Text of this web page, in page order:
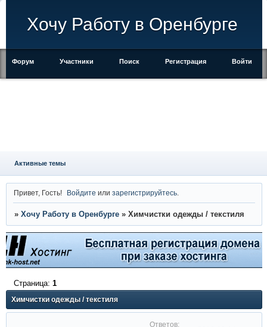
Хочу Работу в Оренбурге
Форум Участники Поиск Регистрация Войти
Активные темы
Привет, Гость! Войдите илизарегистрируйтесь
» Хочу Работу в Оренбурге » Химчистки одежды / текстиля
Химчистки одежды / текстиля
Страница: 1